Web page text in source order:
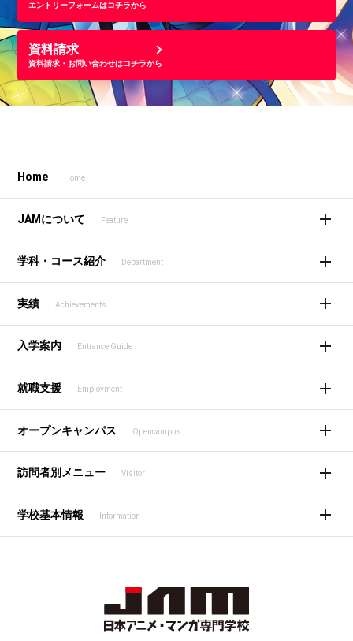
エントリーフォームはコチラから
資料請求
資料請求・お問い合わせはコチラから
Home Home
JAMについて Feature
学科・コース紹介 Department
実績 Achievements
入学案内 Entrance Guide
就職支援 Employment
オープンキャンパス Opencampus
訪問者別メニュー Visitor
学校基本情報 Information